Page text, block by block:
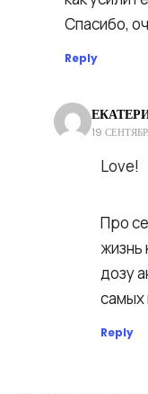
Спасибо,
Reply
19
Love!
Про
жизнь
дозу
Reply